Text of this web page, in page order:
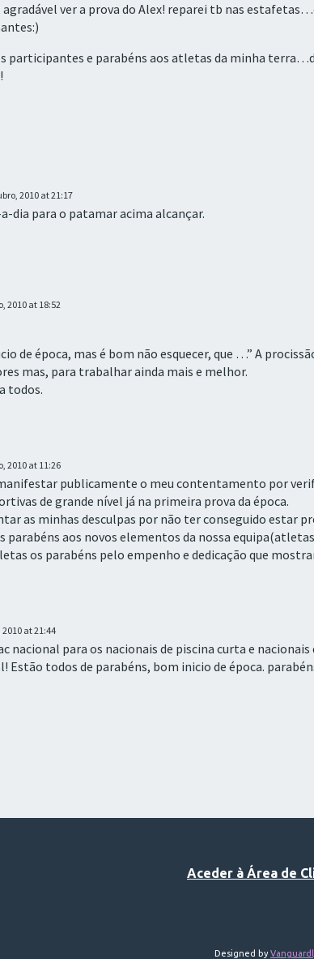
ver a prova do Alex! reparei tb nas
participantes e parabéns aos atletas da minha
2010 at 21:17
dia para o patamar acima alcançar.
2010 at 18:52
de época, mas é bom não esquecer, que …” A
mas, para trabalhar ainda mais e melhor.
todos.
2010 at 11:26
publicamente o meu contentamento por
de grande nível já na primeira prova da época.
as minhas desculpas por não ter conseguido estar
parabéns aos novos elementos da nossa
os parabéns pelo empenho e dedicação que
at 21:44
nacional para os nacionais de piscina curta e nacionais
Estão todos de parabéns, bom inicio de época.
Aceder à Área de
Designed by